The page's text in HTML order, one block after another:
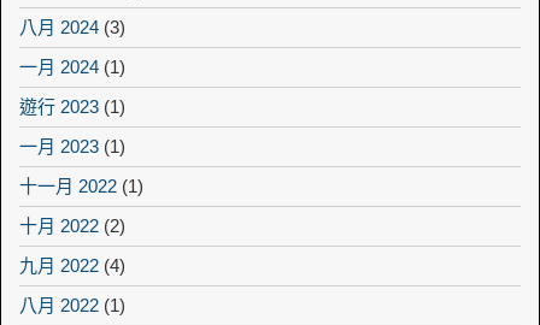
八月 2024 (3)
一月 2024 (1)
遊行 2023 (1)
一月 2023 (1)
十一月 2022 (1)
十月 2022 (2)
九月 2022 (4)
八月 2022 (1)